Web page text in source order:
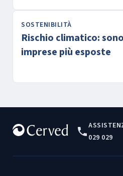
dazi USA
SOSTENIBILITÀ
Rischio climatico:
imprese più esposte
029 029